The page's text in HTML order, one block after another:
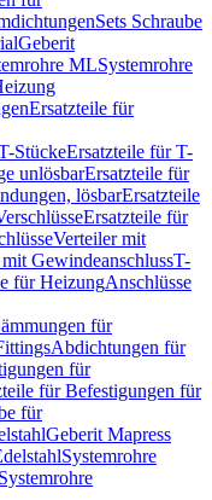
Sets Schraube
Geberit
MLSystemrohre
Ersatzteile für
StückeErsatzteile für T-
unlösbarErsatzteile für
lösbarErsatzteile
Ersatzteile für
Verteiler mit
GewindeanschlussT-
für HeizungAnschlüsse
für
Abdichtungen für
für
für Befestigungen für
für
Geberit Mapress
Systemrohre
Systemrohre